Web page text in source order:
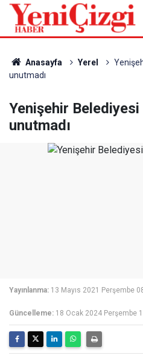
Anasayfa Yerel
unutmadı
Yenişehir Belediyesi
unutmadı
Yayınlanma: 13 Mayıs 2021 Perşembe
Güncelleme: 18 Ocak 2024 Perşembe